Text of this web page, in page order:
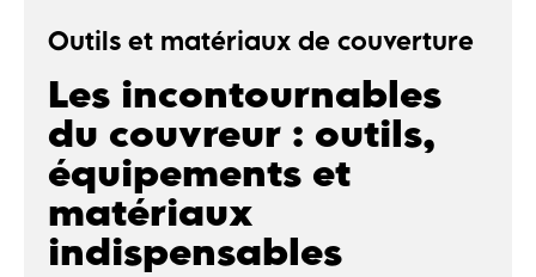
Outils et matériaux de couverture
Les incontournables
du couvreur : outils,
équipements et
matériaux
indispensables